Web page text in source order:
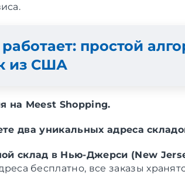
работает: простой
из США
на Meest Shopping.
два уникальных адреса
склад в Нью-Джерси (New
бесплатно, все заказы